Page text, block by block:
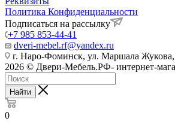
Политика Конфиденциальности
Подписаться на рассылку
+7 985 853-44-41
dveri-mebel.rf@yandex.ru
г. Наро-Фоминск, ул. Маршала
2026 © Двери-Мебель.РФ- интернет-
Найти
0